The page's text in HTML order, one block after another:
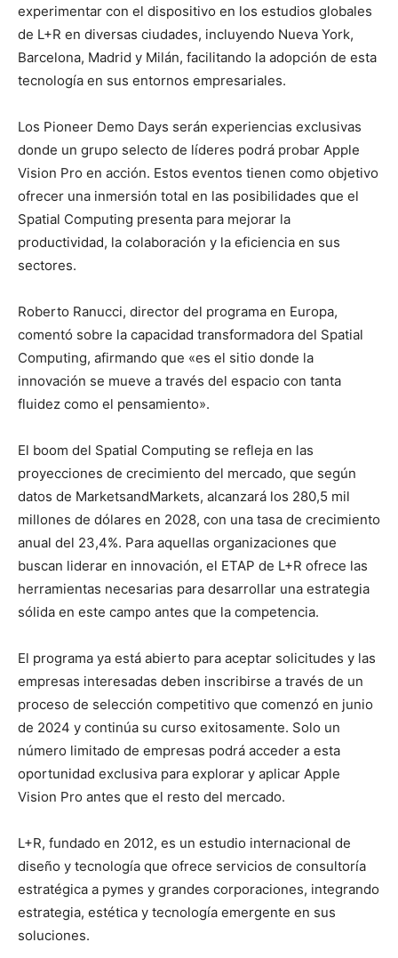
experimentar con el dispositivo en los estudios globales
de L+R en diversas ciudades, incluyendo Nueva York,
Barcelona, Madrid y Milán, facilitando la adopción de esta
tecnología en sus entornos empresariales.
Los Pioneer Demo Days serán experiencias exclusivas
donde un grupo selecto de líderes podrá probar Apple
Vision Pro en acción. Estos eventos tienen como objetivo
ofrecer una inmersión total en las posibilidades que el
Spatial Computing presenta para mejorar la
productividad, la colaboración y la eficiencia en sus
sectores.
Roberto Ranucci, director del programa en Europa,
comentó sobre la capacidad transformadora del Spatial
Computing, afirmando que «es el sitio donde la
innovación se mueve a través del espacio con tanta
fluidez como el pensamiento».
El boom del Spatial Computing se refleja en las
proyecciones de crecimiento del mercado, que según
datos de MarketsandMarkets, alcanzará los 280,5 mil
millones de dólares en 2028, con una tasa de crecimiento
anual del 23,4%. Para aquellas organizaciones que
buscan liderar en innovación, el ETAP de L+R ofrece las
herramientas necesarias para desarrollar una estrategia
sólida en este campo antes que la competencia.
El programa ya está abierto para aceptar solicitudes y las
empresas interesadas deben inscribirse a través de un
proceso de selección competitivo que comenzó en junio
de 2024 y continúa su curso exitosamente. Solo un
número limitado de empresas podrá acceder a esta
oportunidad exclusiva para explorar y aplicar Apple
Vision Pro antes que el resto del mercado.
L+R, fundado en 2012, es un estudio internacional de
diseño y tecnología que ofrece servicios de consultoría
estratégica a pymes y grandes corporaciones, integrando
estrategia, estética y tecnología emergente en sus
soluciones.